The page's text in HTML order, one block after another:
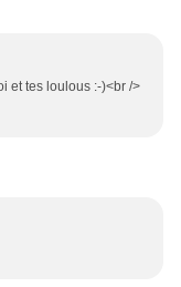
et tes loulous :-)<br />